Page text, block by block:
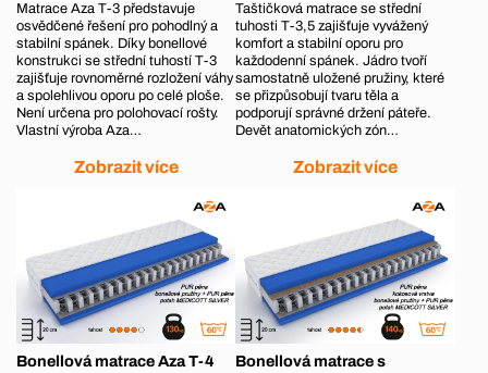
Matrace Aza T-3 představuje
osvědčené řešení pro pohodlný a
stabilní spánek. Díky bonellové
konstrukci se střední tuhostí T-3
zajišťuje rovnoměrné rozložení váhy
a spolehlivou oporu po celé ploše.
Není určena pro polohovací rošty.
Vlastní výroba Aza…
Zobrazit více
Taštičková matrace se střední
tuhosti T-3,5 zajišťuje vyvážený
komfort a stabilní oporu pro
každodenní spánek. Jádro tvoří
samostatně uložené pružiny, které
se přizpůsobují tvaru těla a
podporují správné držení páteře.
Devět anatomických zón…
Zobrazit více
Bonellová matrace Aza T-4
Bonellová matrace s